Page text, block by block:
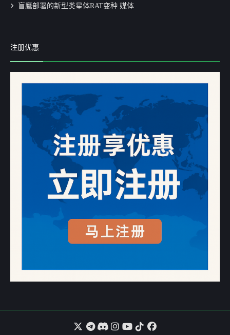
盲鹰部署的新型类星体RAT变种 媒体
注册优惠